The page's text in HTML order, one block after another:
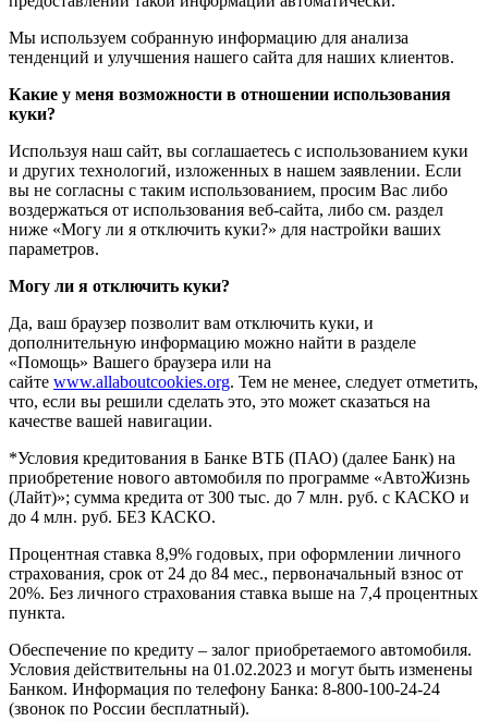
Мы используем собранную информацию для анализа
тенденций и улучшения нашего сайта для наших клиентов.
Какие у меня возможности в отношении использования
куки?
Используя наш сайт, вы соглашаетесь с использованием куки
и других технологий, изложенных в нашем заявлении. Если
вы не согласны с таким использованием, просим Вас либо
воздержаться от использования веб-сайта, либо см. раздел
ниже «Могу ли я отключить куки?» для настройки ваших
параметров.
Могу ли я отключить куки?
Да, ваш браузер позволит вам отключить куки, и
дополнительную информацию можно найти в разделе
«Помощь» Вашего браузера или на
сайте www.allaboutcookies.org. Тем не менее, следует отметить,
что, если вы решили сделать это, это может сказаться на
качестве вашей навигации.
*Условия кредитования в Банке ВТБ (ПАО) (далее Банк) на
приобретение нового автомобиля по программе «АвтоЖизнь
(Лайт)»; сумма кредита от 300 тыс. до 7 млн. руб. с КАСКО и
до 4 млн. руб. БЕЗ КАСКО.
Процентная ставка 8,9% годовых, при оформлении личного
страхования, срок от 24 до 84 мес., первоначальный взнос от
20%. Без личного страхования ставка выше на 7,4 процентных
пункта.
Обеспечение по кредиту – залог приобретаемого автомобиля.
Условия действительны на 01.02.2023 и могут быть изменены
Банком. Информация по телефону Банка: 8-800-100-24-24
(звонок по России бесплатный).